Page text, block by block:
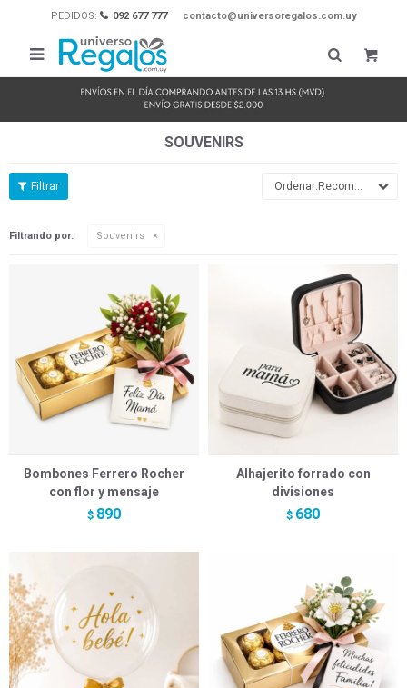
PEDIDOS: 092 677 777 contacto@universoregalos.com.uy

SOUVENIRS
Recomendados
Filtrando por: Souvenirs
Bombones Ferrero Rocher
con flor y mensaje
$ 890
Alhajerito forrado con
divisiones
$ 680